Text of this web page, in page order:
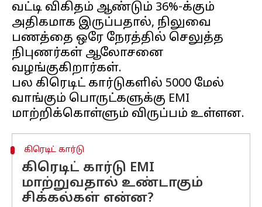
வட்டி விகிதம் ஆண்டும் 36%-க்கும்
அதிகமாக இருப்பதால், நிலுவை
பணத்தை ஒரே நேரத்தில் செலுத்த
நிபுணர்கள் ஆலோசனை
வழங்குகிறார்கள்.
பல கிரெடிட் கார்டுகளில் 5000 மேல்
வாங்கும் பொருட்களுக்கு EMI
கிரெடிட் கார்டு
கிரெடிட் கார்டு EMI
மாற்றுவதால் உண்டாகும்
சிக்கல்கள் என்ன?